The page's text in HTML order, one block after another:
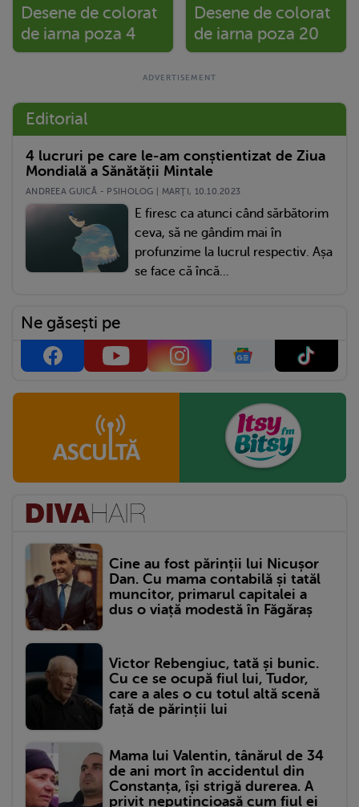
Desene de colorat
de iarna poza 4
Desene de colorat
de iarna poza 20
Editorial
4 lucruri pe care le-am conștientizat de Ziua
Mondială a Sănătății Mintale
ANDREEA GUICĂ - PSIHOLOG | MARŢI, 10.10.2023
E firesc ca atunci când sărbătorim
ceva, să ne gândim mai în
profunzime la lucrul respectiv. Așa
se face că încă...
Ne găsești pe
Cine au fost părinții lui Nicușor
Dan. Cu mama contabilă și tatăl
muncitor, primarul capitalei a
dus o viață modestă în Făgăraș
Victor Rebengiuc, tată și bunic.
Cu ce se ocupă fiul lui, Tudor,
care a ales o cu totul altă scenă
față de părinții lui
Mama lui Valentin, tânărul de 34
de ani mort în accidentul din
Constanța, își strigă durerea. A
privit neputincioasă cum fiul ei